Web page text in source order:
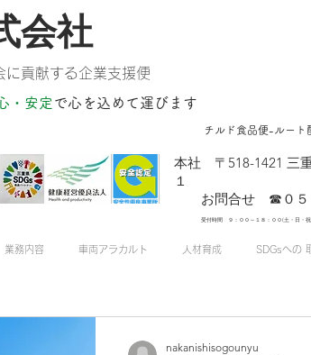
会社
に貢献する企業支援便
・安定 ​で心を込めて運びます
チルド食品便-ルー
本社 〒518-1421 三
１
お問合せ ☎０５９
受付時間 ９：００～１８：００(土・日・祝
業務内容 車両アラカルト 人材育成 SDGsへの
nakanishisogounyu